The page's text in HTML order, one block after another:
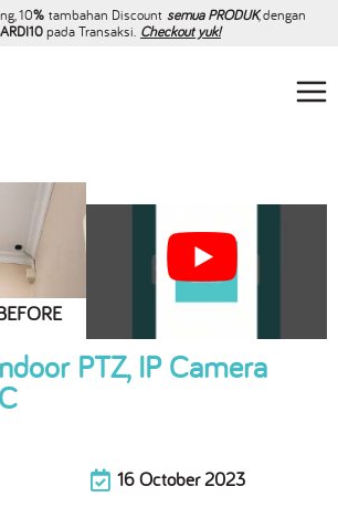
10% tambahan Discount semua PRODUK, dengan
pada Transaksi. Checkout yuk!
PTZ, IP Camera
16 October 2023